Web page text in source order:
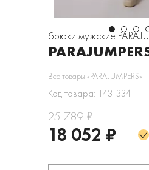
брюки мужские
Все товары «PARAJUMPERS»
Код товара: 1431334
25 789 ₽
18 052 ₽